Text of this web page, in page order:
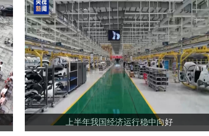
上半年我国经济运行稳中向好